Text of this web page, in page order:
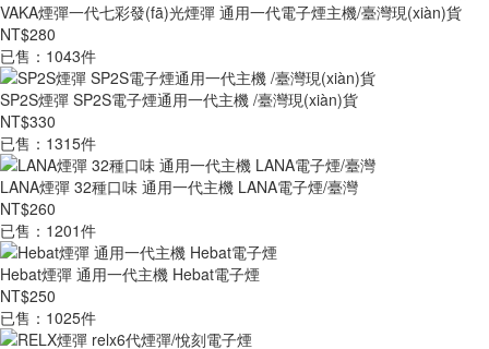
VAKA煙彈一代七彩發(fā)光煙彈 通用一代電子煙主機/臺灣現(xiàn)貨
NT$280
已售：1043件
SP2S煙彈 SP2S電子煙通用一代主機 /臺灣現(xiàn)貨
NT$330
已售：1315件
LANA煙彈 32種口味 通用一代主機 LANA電子煙/臺灣
NT$260
已售：1201件
Hebat煙彈 通用一代主機 Hebat電子煙
NT$250
已售：1025件